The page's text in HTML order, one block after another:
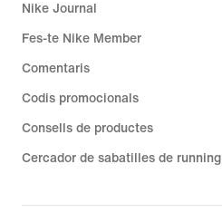
Nike Journal
Fes-te Nike Member
Comentaris
Codis promocionals
Consells de productes
Cercador de sabatilles de running